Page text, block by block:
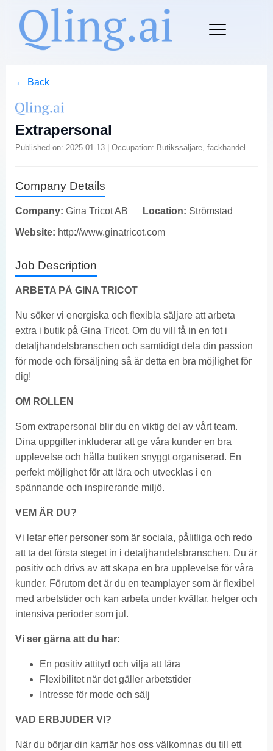
← Back
Extrapersonal
Published on: 2025-01-13 | Occupation: Butikssäljare, fackhandel
Company Details
Company: Gina Tricot AB Location: Strömstad
Website: http://www.ginatricot.com
Job Description
ARBETA PÅ GINA TRICOT
Nu söker vi energiska och flexibla säljare att arbeta
extra i butik på Gina Tricot. Om du vill få in en fot i
detaljhandelsbranschen och samtidigt dela din passion
för mode och försäljning så är detta en bra möjlighet för
dig!
OM ROLLEN
Som extrapersonal blir du en viktig del av vårt team.
Dina uppgifter inkluderar att ge våra kunder en bra
upplevelse och hålla butiken snyggt organiserad. En
perfekt möjlighet för att lära och utvecklas i en
spännande och inspirerande miljö.
VEM ÄR DU?
Vi letar efter personer som är sociala, pålitliga och redo
att ta det första steget in i detaljhandelsbranschen. Du är
positiv och drivs av att skapa en bra upplevelse för våra
kunder. Förutom det är du en teamplayer som är flexibel
med arbetstider och kan arbeta under kvällar, helger och
intensiva perioder som jul.
Vi ser gärna att du har:
En positiv attityd och vilja att lära
Flexibilitet när det gäller arbetstider
Intresse för mode och sälj
VAD ERBJUDER VI?
När du börjar din karriär hos oss välkomnas du till ett